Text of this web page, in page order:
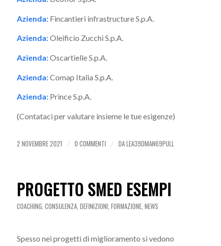
Azienda: Fincantieri infrastructure S.p.A.
Azienda:Oleificio Zucchi S.p.A.
Azienda:Oscartielle S.p.A.
Azienda:Comap Italia S.p.A.
Azienda:Prince S.p.A.
(Contataci per valutare insieme le tue esigenze)
2 NOVEMBRE 2021 / 0 COMMENTI / DALEA39DMAN69PULL
PROGETTO SMED ESEMPI
COACHING, CONSULENZA, DEFINIZIONI, FORMAZIONE, NEWS
Spesso nei progetti di miglioramento si vedono